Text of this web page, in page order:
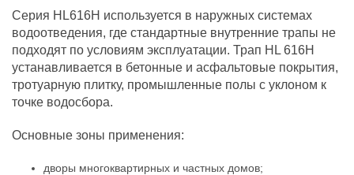
Серия HL616H используется в наружных системах
водоотведения, где стандартные внутренние трапы не
подходят по условиям эксплуатации. Трап HL 616H
устанавливается в бетонные и асфальтовые покрытия,
тротуарную плитку, промышленные полы с уклоном к
точке водосбора.
Основные зоны применения:
дворы многоквартирных и частных домов;